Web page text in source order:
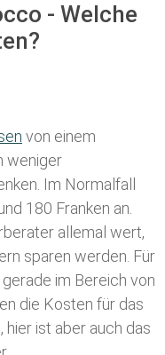
- Welche
von einem
weniger
Im Normalfall
180 Franken an.
allemal wert,
sparen werden. Für
im Bereich von
die Kosten für das
hier ist aber auch das